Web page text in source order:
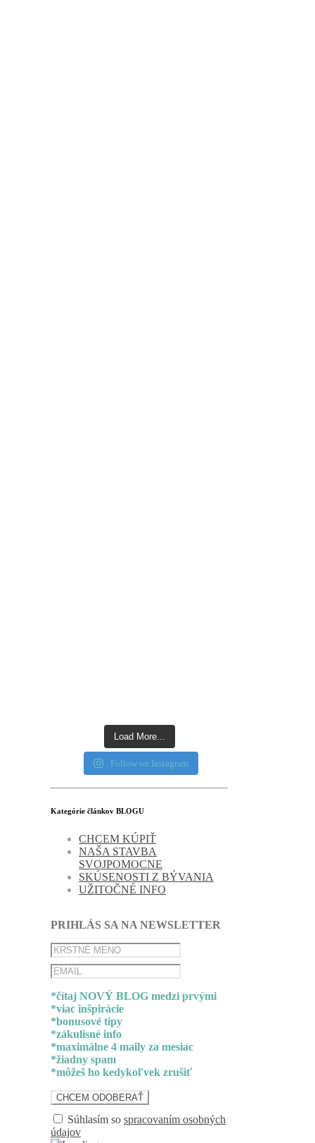
Load More...
Follow on Instagram
Kategórie článkov BLOGU
CHCEM KÚPIŤ
NAŠA STAVBA
SVOJPOMOCNE
SKÚSENOSTI Z BÝVANIA
UŽITOČNÉ INFO
PRIHLÁS SA NA NEWSLETTER
*čítaj NOVÝ BLOG medzi prvými
*viac inšpirácie
*bonusové tipy
*zákulisné info
*maximálne 4 maily za mesiac
*žiadny spam
*môžeš ho kedykoľvek zrušiť
Súhlasím so spracovaním osobných
údajov